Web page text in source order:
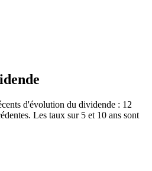
d'évolution du dividende : 12
Les taux sur 5 et 10 ans sont